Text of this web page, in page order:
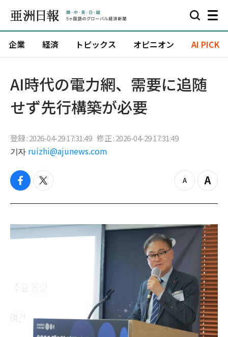
企業 経済 トピックス オピニオン AI PICK
AI時代の電力網、需要に追随
せず先行構築が必要
登録 : 2026-04-29 17:31:49 修正 : 2026-04-29 17:31:49
기자 ruizhi@ajunews.com
f
c
b
t
i
t
z
o
o
Z
o
i
n